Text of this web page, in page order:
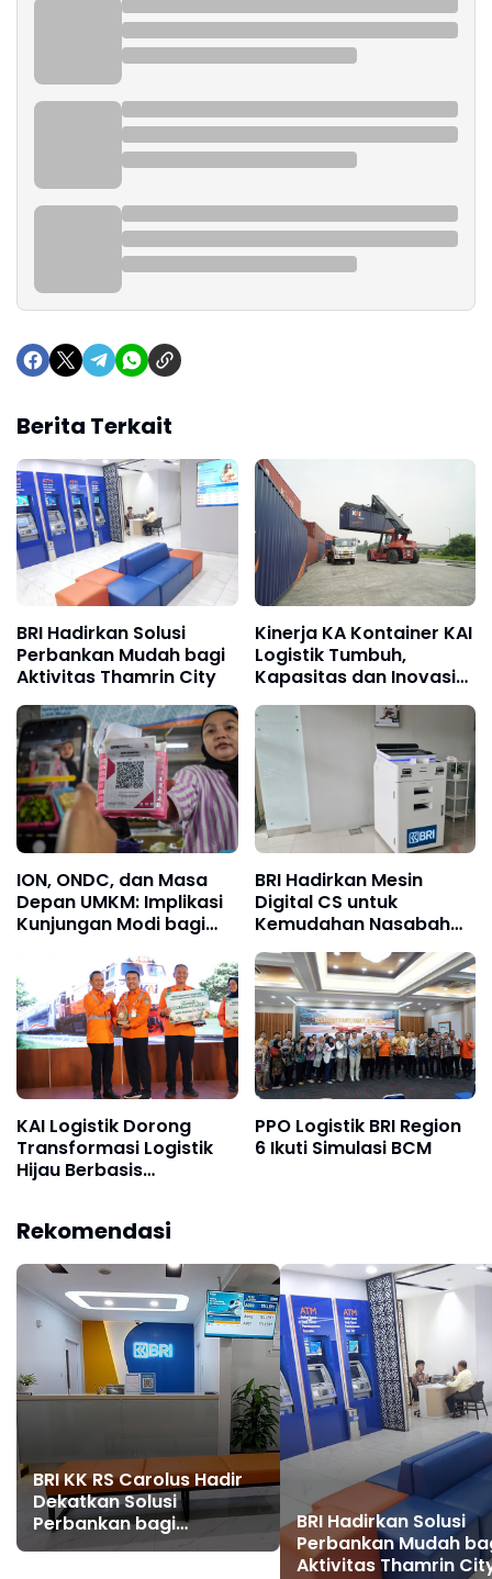
Berita Terkait
BRI Hadirkan Solusi
Perbankan Mudah bagi
Aktivitas Thamrin City
Kinerja KA Kontainer KAI
Logistik Tumbuh,
Kapasitas dan Inovasi
Ditingkatkan untuk
Logistik Berkelanjutan
ION, ONDC, dan Masa
Depan UMKM: Implikasi
Kunjungan Modi bagi
BRI Hadirkan Mesin
Digital CS untuk
Kemudahan Nasabah
KAI Logistik Dorong
Transformasi Logistik
Hijau Berbasis
PPO Logistik BRI Region
6 Ikuti Simulasi BCM
Rekomendasi
BRI KK RS Carolus Hadir
Dekatkan Solusi
Perbankan bagi
Masyarakat
BRI Hadirkan Solusi
Perbankan Mudah
Aktivitas Thamrin